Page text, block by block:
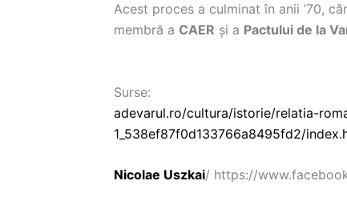
Acest proces a culminat în anii ’70,
membră a CAER și a Pactului de la
Surse:
adevarul.ro/cultura/istorie/relatia-
1_538ef87f0d133766a8495fd2/
Nicolae Uszkai/ https://